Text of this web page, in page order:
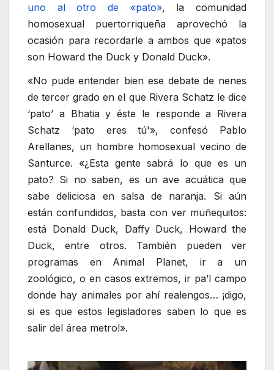
uno al otro de «pato», la comunidad
homosexual puertorriqueña aprovechó la
ocasión para recordarle a ambos que «patos
son Howard the Duck y Donald Duck».
«No pude entender bien ese debate de nenes
de tercer grado en el que Rivera Schatz le dice
‘pato’ a Bhatia y éste le responde a Rivera
Schatz ‘pato eres tú'», confesó Pablo
Arellanes, un hombre homosexual vecino de
Santurce. «¿Esta gente sabrá lo que es un
pato? Si no saben, es un ave acuática que
sabe deliciosa en salsa de naranja. Si aún
están confundidos, basta con ver muñequitos:
está Donald Duck, Daffy Duck, Howard the
Duck, entre otros. También pueden ver
programas en Animal Planet, ir a un
zoológico, o en casos extremos, ir pa’l campo
donde hay animales por ahí realengos… ¡digo,
si es que estos legisladores saben lo que es
salir del área metro!».